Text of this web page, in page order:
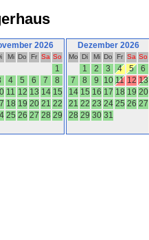
2026
Mi Do Fr Sa So
1
4 5 6 7
8
11 12 13 14 15
18 19 20 21 22
25 26 27 28 29
Dezember 2026
Mo Di Mi Do Fr Sa So
1 2 3 4 5
6
7
8 9 10 11 12 13
14 15 16 17 18 19 20
21 22 23 24 25 26 27
28 29 30 31